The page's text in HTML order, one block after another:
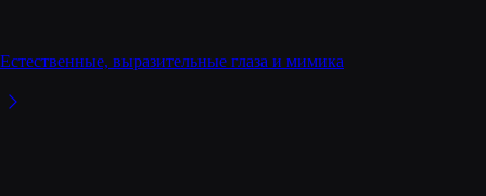
Естественные, выразительные глаза и мимика